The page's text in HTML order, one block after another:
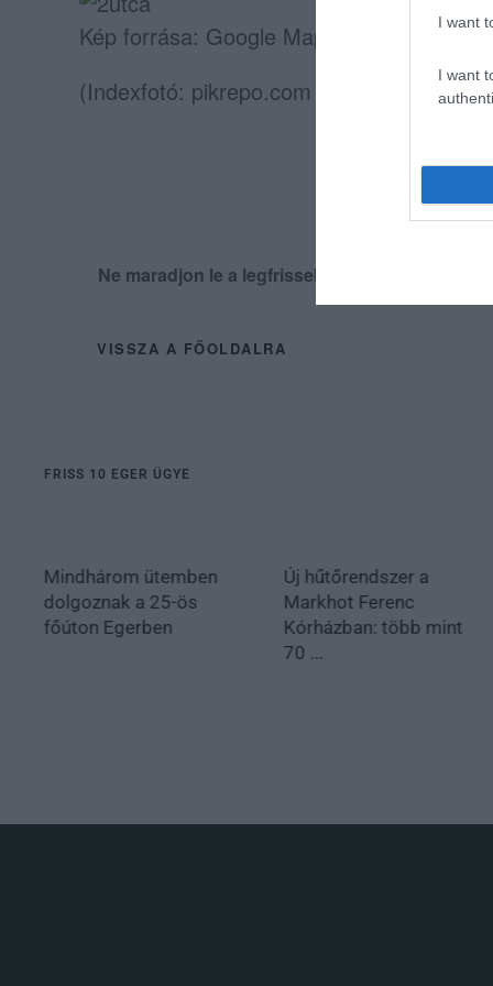
I want
I want
Kép forrása: Google Maps
(Indexfotó: pikrepo.com – Képünk
Ne maradjon le a legfrissebb hírekről,
VISSZA A FŐOLDALRA
FRISS 10 EGER ÜGYE
Mindhárom ütemben
dolgoznak a 25-ös
főúton Egerben
Új hűtőrendszer a
Markhot Ferenc
Kórházban: több mint
70 ...